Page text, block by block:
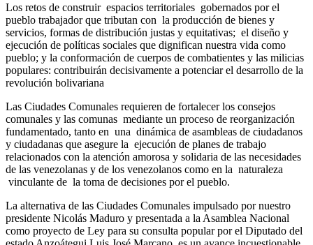
Los retos de construir espacios territoriales gobernados por el
pueblo trabajador que tributan con la producción de bienes y
servicios, formas de distribución justas y equitativas; el diseño y
ejecución de políticas sociales que dignifican nuestra vida como
pueblo; y la conformación de cuerpos de combatientes y las milicias
populares: contribuirán decisivamente a potenciar el desarrollo de la
revolución bolivariana
Las Ciudades Comunales requieren de fortalecer los consejos
comunales y las comunas mediante un proceso de reorganización
fundamentado, tanto en una dinámica de asambleas de ciudadanos
y ciudadanas que asegure la ejecución de planes de trabajo
relacionados con la atención amorosa y solidaria de las necesidades
de las venezolanas y de los venezolanos como en la naturaleza
vinculante de la toma de decisiones por el pueblo.
La alternativa de las Ciudades Comunales impulsado por nuestro
presidente Nicolás Maduro y presentada a la Asamblea Nacional
como proyecto de Ley para su consulta popular por el Diputado del